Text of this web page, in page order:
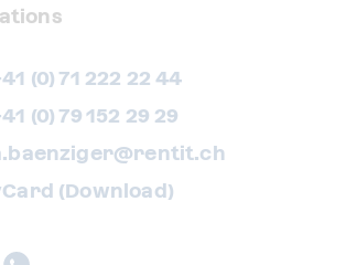
(0) 71 222 22 44
(0) 79 152 29 29
(Download)